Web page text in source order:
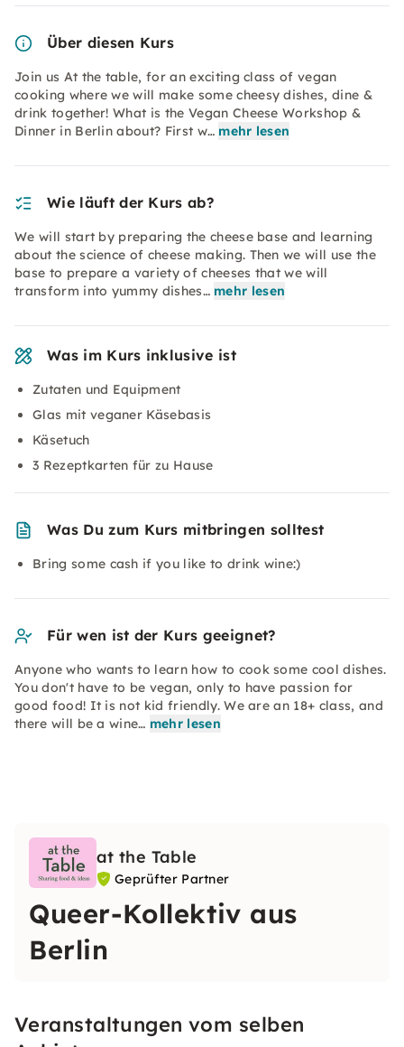
Über diesen Kurs
Join us At the table, for an exciting class of vegan
cooking where we will make some cheesy dishes, dine &
drink together! What is the Vegan Cheese Workshop &
Dinner in Berlin about? First w… mehr lesen
Wie läuft der Kurs ab?
We will start by preparing the cheese base and learning
about the science of cheese making. Then we will use the
base to prepare a variety of cheeses that we will
transform into yummy dishes… mehr lesen
Was im Kurs inklusive ist
Zutaten und Equipment
Glas mit veganer Käsebasis
Käsetuch
3 Rezeptkarten für zu Hause
Was Du zum Kurs mitbringen solltest
Bring some cash if you like to drink wine:)
Für wen ist der Kurs geeignet?
Anyone who wants to learn how to cook some cool dishes.
You don't have to be vegan, only to have passion for
good food! It is not kid friendly. We are an 18+ class, and
there will be a wine… mehr lesen
at the Table
Geprüfter Partner
Queer-Kollektiv aus
Berlin
Veranstaltungen vom selben